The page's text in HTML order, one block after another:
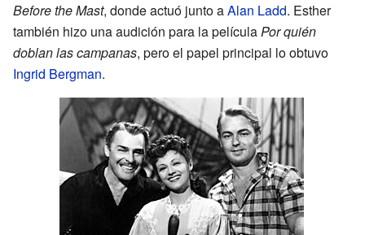
Before the Mast, donde actuó junto aAlan Ladd. Esther
también hizo una audición para la películaPor quién
doblan las campanas, pero el papel principal lo obtuvo
Ingrid Bergman.